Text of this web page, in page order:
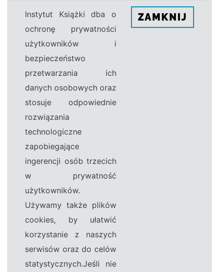
Instytut Książki dba o
ochronę prywatności
użytkowników i
bezpieczeństwo
przetwarzania ich
danych osobowych oraz
stosuje odpowiednie
rozwiązania
technologiczne
zapobiegające
ingerencji osób trzecich
w prywatność
użytkowników.
Używamy także plików
cookies, by ułatwić
korzystanie z naszych
serwisów oraz do celów
statystycznych.Jeśli nie
ZAMKNIJ